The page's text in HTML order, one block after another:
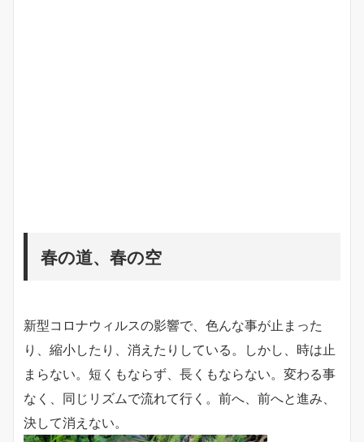
春の道、春の空
新型コロナウィルスの影響で、色んな事が止まった
り、縮小したり、消えたりしている。しかし、時は止
まらない。短くもならず、長くもならない。変わる事
なく、同じリズムで流れて行く。前へ、前へと進み、
決して消えない。